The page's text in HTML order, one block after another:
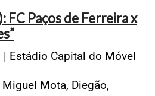
FC Paços de Ferreira x
Estádio Capital do Móvel
Mota, Diegão,